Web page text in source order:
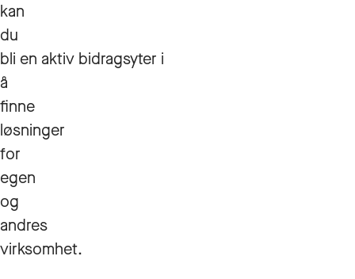
kan
du
bli en aktiv bidragsyter i
å
finne
løsninger
for
egen
og
andres
virksomhet.